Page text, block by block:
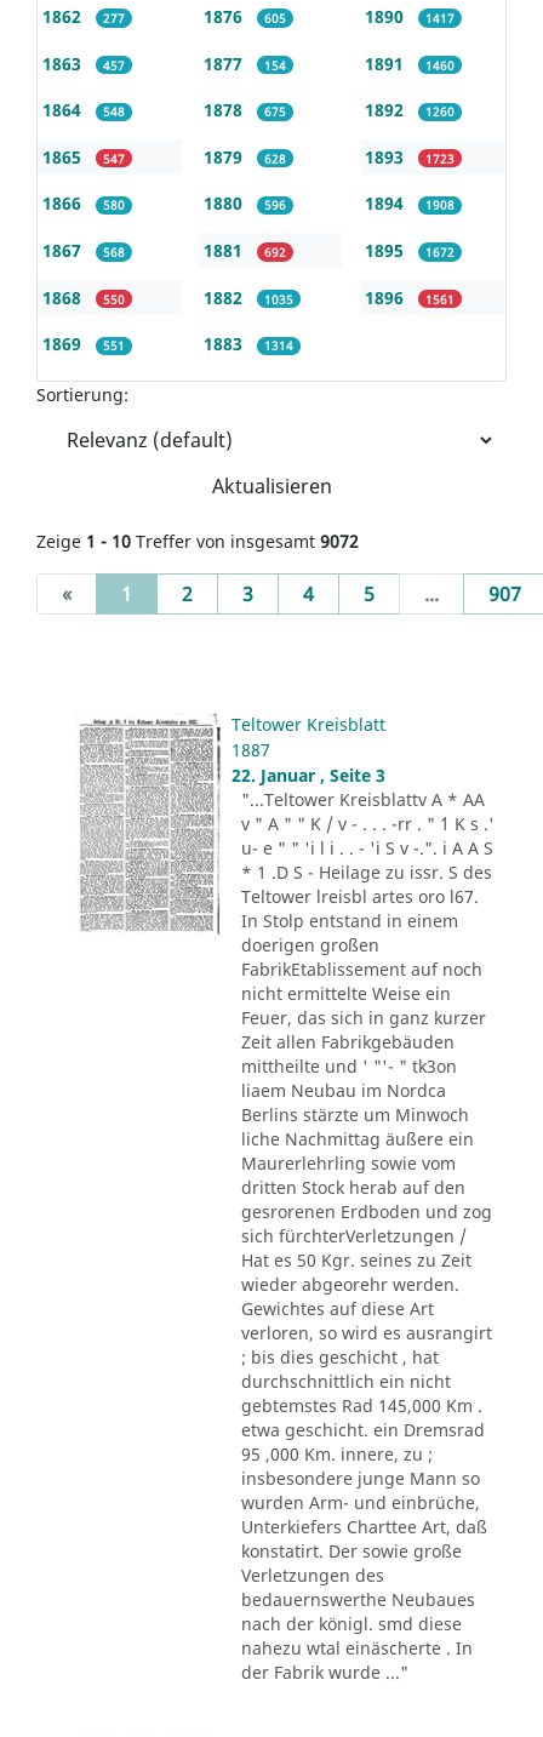
1862 277
1863 457
1864 548
1865 547
1866 580
1867 568
1868 550
1869 551
1876 605
1877 154
1878 675
1879 628
1880 596
1881 692
1882 1035
1883 1314
1890 1417
1891 1460
1892 1260
1893 1723
1894 1908
1895 1672
1896 1561
Sortierung:
Aktualisieren
Zeige 1 - 10 Treffer von insgesamt 9072
« 1 (current)
2 3 4 5 ... 907
Teltower Kreisblatt
1887
22. Januar , Seite 3
"...Teltower Kreisblattv A * AA
v " A " " K / v - . . . -rr . " ´1 K s .'
u- e " " 'i l i . . - 'i S v -.". i A A S
* 1 .D S - Heilage zu issr. S des
Teltower lreisbl artes oro l67.
In Stolp entstand in einem
doerigen großen
FabrikEtablissement auf noch
nicht ermittelte Weise ein
Feuer, das sich in ganz kurzer
Zeit allen Fabrikgebäuden
mittheilte und ' "'- " tk3on
liaem Neubau im Nordca
Berlins stärzte um Minwoch
liche Nachmittag äußere ein
Maurerlehrling sowie vom
dritten Stock herab auf den
gesrorenen Erdboden und zog
sich fürchterVerletzungen /
Hat es 50 Kgr. seines zu Zeit
wieder abgeorehr werden.
Gewichtes auf diese Art
verloren, so wird es ausrangirt
; bis dies geschicht , hat
durchschnittlich ein nicht
gebtemstes Rad 145,000 Km .
etwa geschicht. ein Dremsrad
95 ,000 Km. innere, zu ;
insbesondere junge Mann so
wurden Arm- und einbrüche,
Unterkiefers Charttee Art, daß
konstatirt. Der sowie große
Verletzungen des
bedauernswerthe Neubaues
nach der königl. smd diese
nahezu wtal einäscherte . In
der Fabrik wurde ..."